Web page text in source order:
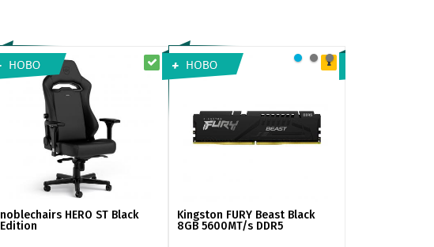
noblechairs HERO ST Black
Edition
Kingston FURY Beast Black
8GB 5600MT/s DDR5